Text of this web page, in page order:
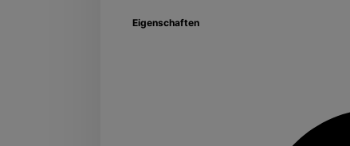
Eigenschaften